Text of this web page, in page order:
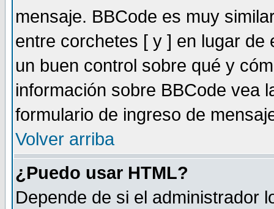
mensaje. BBCode es muy
entre corchetes [ y ] en lugar
un buen control sobre qué y
información sobre BBCode vea
formulario de ingreso de
Volver arriba
¿Puedo usar HTML?
Depende de si el administrador